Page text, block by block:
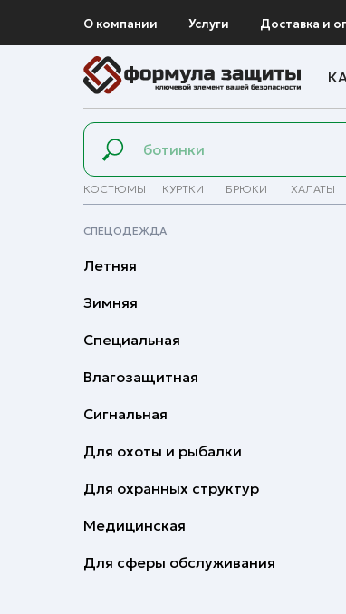
О компании Услуги Доставка и
ХАЛАТЫ
БРЮКИ
КОСТЮМЫ КУРТКИ
Летняя
Для охранных структур
Зимняя
Специальная
Влагозащитная
Сигнальная
Для охоты и рыбалки
Медицинская
Для сферы обслуживания
СПЕЦОДЕЖДА